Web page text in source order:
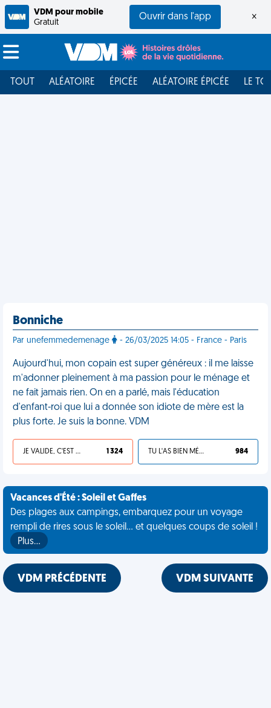
VDM pour mobile
Gratuit
Ouvrir dans l'app ×
TOUT ALÉATOIRE ÉPICÉE ALÉATOIRE ÉPICÉE LE
Bonniche
Par unefemmedemenage - 26/03/2025 14:05 - France - Paris
Aujourd'hui, mon copain est super généreux : il me laisse
m'adonner pleinement à ma passion pour le ménage et
ne fait jamais rien. On en a parlé, mais l'éducation
d'enfant-roi que lui a donnée son idiote de mère est la
plus forte. Je suis la bonne. VDM
JE VALIDE, C'EST UNE VDM 1 324 TU L'AS BIEN MÉRITÉ 984
Vacances d'Été : Soleil et Gaffes
Des plages aux campings, embarquez pour un voyage
rempli de rires sous le soleil... et quelques coups de soleil !
Plus…
VDM PRÉCÉDENTE VDM SUIVANTE